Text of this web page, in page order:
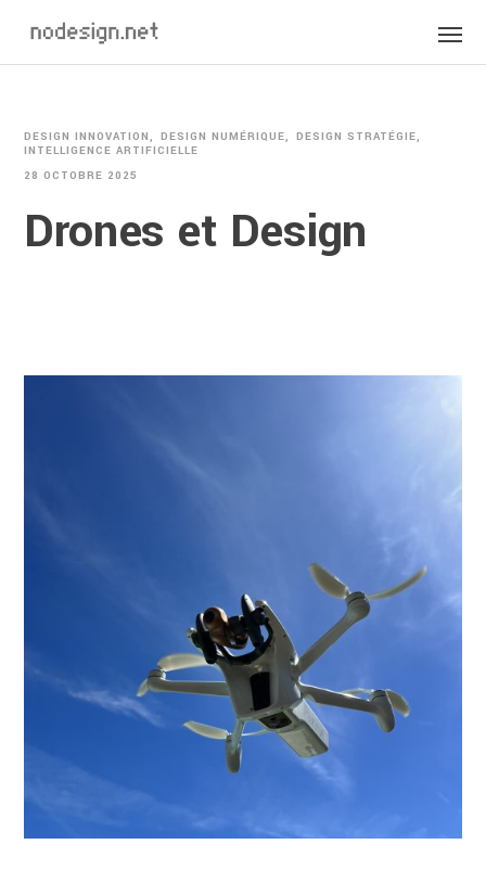
DESIGN INNOVATION DESIGN NUMÉRIQUE
DESIGN STRATÉGIE
INTELLIGENCE ARTIFICIELLE
28 OCTOBRE 2025
Drones et Design